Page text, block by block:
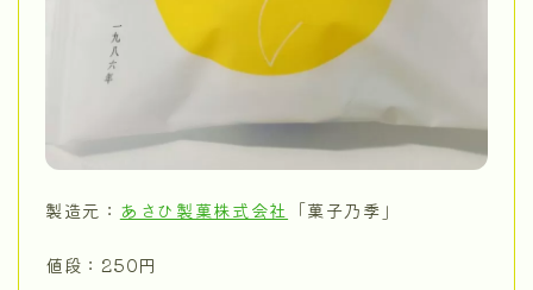
製造元： あさひ製菓株式会社 「菓子乃季」
値段：250円